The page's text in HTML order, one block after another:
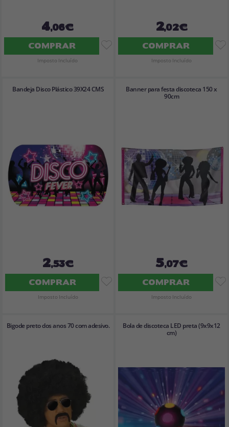
4,06€
COMPRAR
Imposto Incluído
2,02€
COMPRAR
Imposto Incluído
Bandeja Disco Plástico 39X24 CMS
2,53€
COMPRAR
Imposto Incluído
Banner para festa discoteca 150 x
90cm
5,07€
COMPRAR
Imposto Incluído
Bigode preto dos anos 70 com adesivo.
Bola de discoteca LED preta (9x9x12
cm)